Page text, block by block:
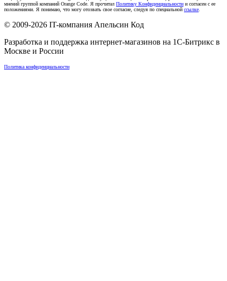
мнений группой компаний Orange Code. Я прочитал Политику Конфиденциальности и согласен с ее
положениями. Я понимаю, что могу отозвать свое согласие, следуя по специальной ссылке
© 2009-2026 IT-компания Апельсин Код
Разработка и поддержка интернет-магазинов на 1С-Битрикс в
Москве и России
Политика конфиденциальности